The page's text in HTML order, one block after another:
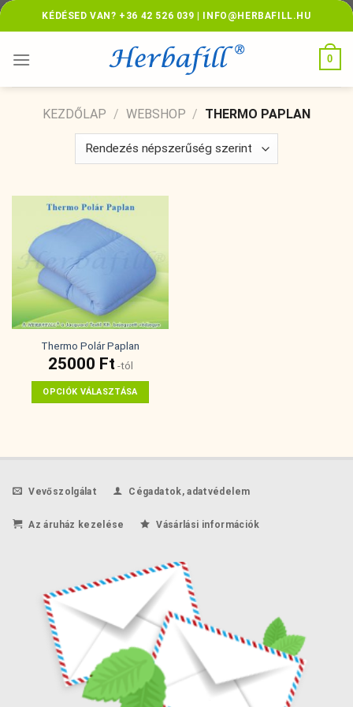
Skip
to
KÉDÉSED VAN? +36 42 526 039 | INFO@HERBAFILL.HU
0
KEZDŐLAP / WEBSHOP / THERMO PAPLAN
Thermo Polár Paplan
25000 Ft-tól
OPCIÓK VÁLASZTÁSA
több
van.
változatok
választhatók
ki
Vevőszolgálat Cégadatok, adatvédelem
Az áruház kezelése Vásárlási információk